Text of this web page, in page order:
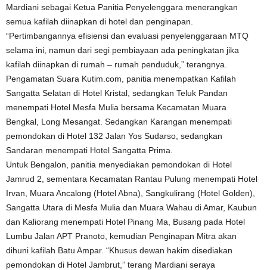
Mardiani sebagai Ketua Panitia Penyelenggara menerangkan
semua kafilah diinapkan di hotel dan penginapan.
“Pertimbangannya efisiensi dan evaluasi penyelenggaraan MTQ
selama ini, namun dari segi pembiayaan ada peningkatan jika
kafilah diinapkan di rumah – rumah penduduk,” terangnya.
Pengamatan Suara Kutim.com, panitia menempatkan Kafilah
Sangatta Selatan di Hotel Kristal, sedangkan Teluk Pandan
menempati Hotel Mesfa Mulia bersama Kecamatan Muara
Bengkal, Long Mesangat. Sedangkan Karangan menempati
pemondokan di Hotel 132 Jalan Yos Sudarso, sedangkan
Sandaran menempati Hotel Sangatta Prima.
Untuk Bengalon, panitia menyediakan pemondokan di Hotel
Jamrud 2, sementara Kecamatan Rantau Pulung menempati Hotel
Irvan, Muara Ancalong (Hotel Abna), Sangkulirang (Hotel Golden),
Sangatta Utara di Mesfa Mulia dan Muara Wahau di Amar, Kaubun
dan Kaliorang menempati Hotel Pinang Ma, Busang pada Hotel
Lumbu Jalan APT Pranoto, kemudian Penginapan Mitra akan
dihuni kafilah Batu Ampar. “Khusus dewan hakim disediakan
pemondokan di Hotel Jambrut,” terang Mardiani seraya